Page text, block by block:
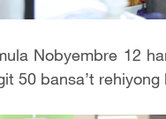
Nobyembre 12
50 bansa’t